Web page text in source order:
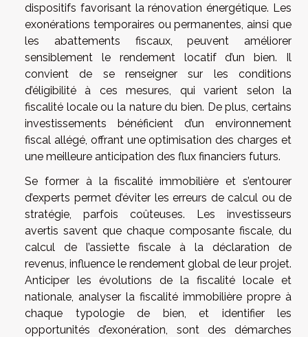
dispositifs favorisant la rénovation énergétique. Les
exonérations temporaires ou permanentes, ainsi que
les abattements fiscaux, peuvent améliorer
sensiblement le rendement locatif d’un bien. Il
convient de se renseigner sur les conditions
d’éligibilité à ces mesures, qui varient selon la
fiscalité locale ou la nature du bien. De plus, certains
investissements bénéficient d’un environnement
fiscal allégé, offrant une optimisation des charges et
une meilleure anticipation des flux financiers futurs.
Se former à la fiscalité immobilière et s’entourer
d’experts permet d’éviter les erreurs de calcul ou de
stratégie, parfois coûteuses. Les investisseurs
avertis savent que chaque composante fiscale, du
calcul de l’assiette fiscale à la déclaration de
revenus, influence le rendement global de leur projet.
Anticiper les évolutions de la fiscalité locale et
nationale, analyser la fiscalité immobilière propre à
chaque typologie de bien, et identifier les
opportunités d’exonération, sont des démarches